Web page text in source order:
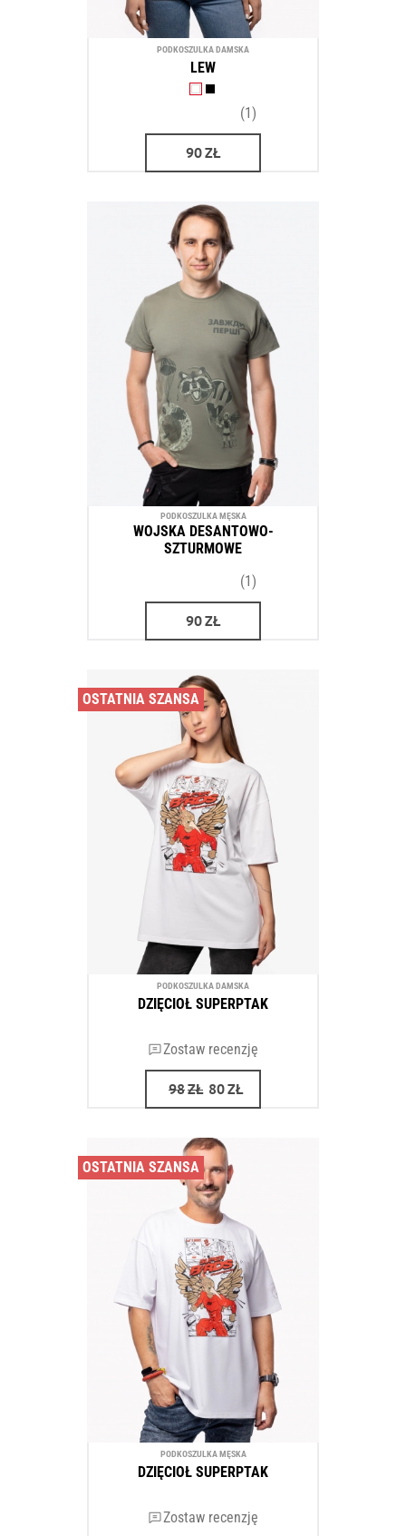
PODKOSZULKA DAMSKA
LEW
(1)
90ZŁ
PODKOSZULKA MĘSKA
WOJSKA DESANTOWO-
SZTURMOWE
(1)
90ZŁ
OSTATNIA SZANSA
PODKOSZULKA DAMSKA
DZIĘCIOŁ SUPERPTAK
Zostaw recenzję
98ZŁ 80ZŁ
OSTATNIA SZANSA
PODKOSZULKA MĘSKA
DZIĘCIOŁ SUPERPTAK
Zostaw recenzję